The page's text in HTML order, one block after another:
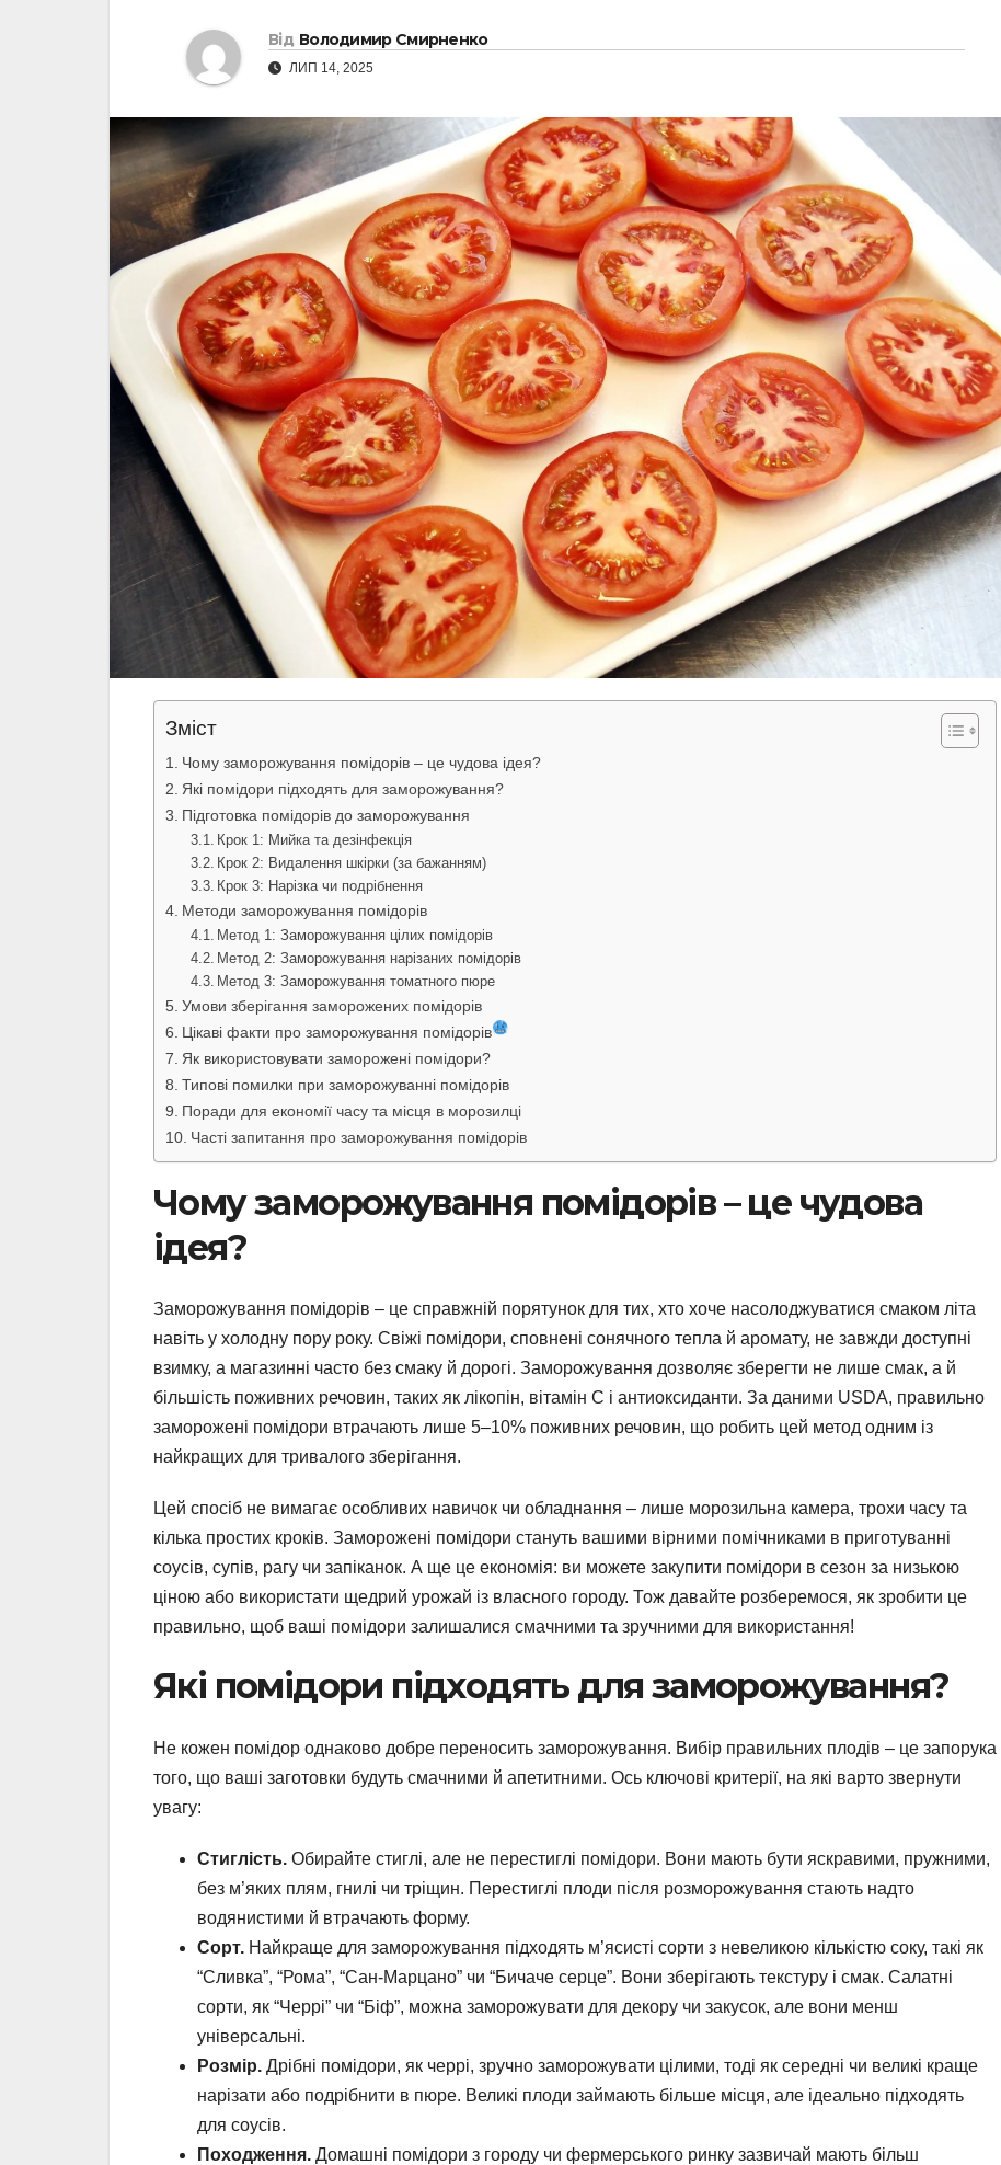
Від Володимир Смирненко
ЛИП 14, 2025
Зміст
Чому заморожування помідорів – це чудова ідея?
Які помідори підходять для заморожування?
Підготовка помідорів до заморожування
Крок 1: Мийка та дезінфекція
Крок 2: Видалення шкірки (за бажанням)
Крок 3: Нарізка чи подрібнення
Методи заморожування помідорів
Метод 1: Заморожування цілих помідорів
Метод 2: Заморожування нарізаних помідорів
Метод 3: Заморожування томатного пюре
Умови зберігання заморожених помідорів
Цікаві факти про заморожування помідорів
Як використовувати заморожені помідори?
Типові помилки при заморожуванні помідорів
Поради для економії часу та місця в морозилці
Часті запитання про заморожування помідорів
Чому заморожування помідорів – це чудова
ідея?
Заморожування помідорів – це справжній порятунок для тих, хто хоче насолоджуватися смаком літа
навіть у холодну пору року. Свіжі помідори, сповнені сонячного тепла й аромату, не завжди доступні
взимку, а магазинні часто без смаку й дорогі. Заморожування дозволяє зберегти не лише смак, а й
більшість поживних речовин, таких як лікопін, вітамін С і антиоксиданти. За даними USDA, правильно
заморожені помідори втрачають лише 5–10% поживних речовин, що робить цей метод одним із
найкращих для тривалого зберігання.
Цей спосіб не вимагає особливих навичок чи обладнання – лише морозильна камера, трохи часу та
кілька простих кроків. Заморожені помідори стануть вашими вірними помічниками в приготуванні
соусів, супів, рагу чи запіканок. А ще це економія: ви можете закупити помідори в сезон за низькою
ціною або використати щедрий урожай із власного городу. Тож давайте розберемося, як зробити це
правильно, щоб ваші помідори залишалися смачними та зручними для використання!
Які помідори підходять для заморожування?
Не кожен помідор однаково добре переносить заморожування. Вибір правильних плодів – це запорука
того, що ваші заготовки будуть смачними й апетитними. Ось ключові критерії, на які варто звернути
увагу:
Стиглість. Обирайте стиглі, але не перестиглі помідори. Вони мають бути яскравими, пружними,
без м’яких плям, гнилі чи тріщин. Перестиглі плоди після розморожування стають надто
водянистими й втрачають форму.
Сорт. Найкраще для заморожування підходять м’ясисті сорти з невеликою кількістю соку, такі як
“Сливка”, “Рома”, “Сан-Марцано” чи “Бичаче серце”. Вони зберігають текстуру і смак. Салатні
сорти, як “Черрі” чи “Біф”, можна заморожувати для декору чи закусок, але вони менш
універсальні.
Розмір. Дрібні помідори, як черрі, зручно заморожувати цілими, тоді як середні чи великі краще
нарізати або подрібнити в пюре. Великі плоди займають більше місця, але ідеально підходять
для соусів.
Походження. Домашні помідори з городу чи фермерського ринку зазвичай мають більш